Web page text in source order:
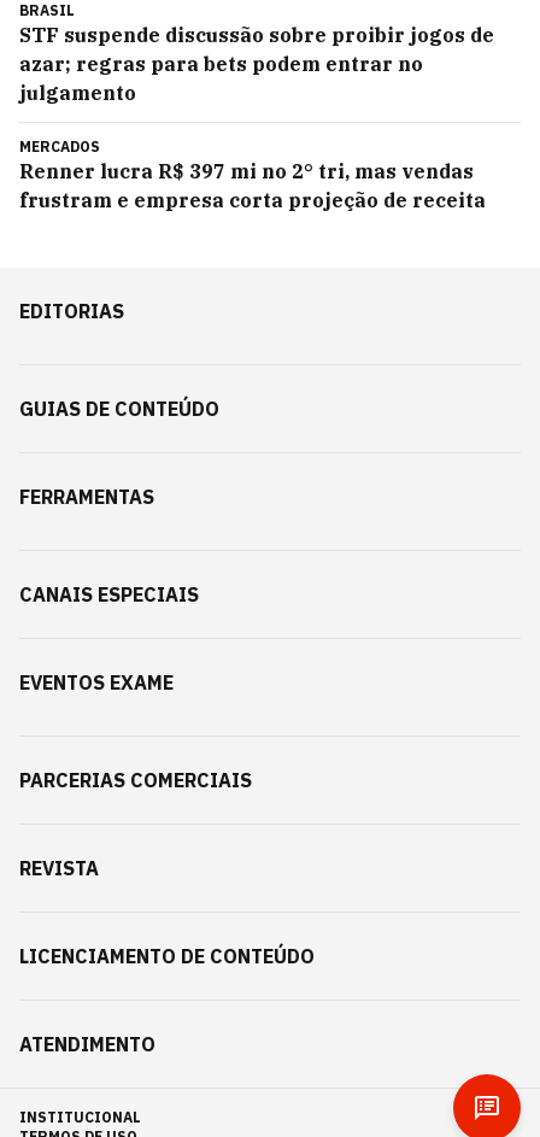
BRASIL
STF suspende discussão sobre proibir jogos de
azar; regras para bets podem entrar no
julgamento
MERCADOS
Renner lucra R$ 397 mi no 2° tri, mas vendas
frustram e empresa corta projeção de receita
EDITORIAS
GUIAS DE CONTEÚDO
FERRAMENTAS
CANAIS ESPECIAIS
EVENTOS EXAME
PARCERIAS COMERCIAIS
REVISTA
LICENCIAMENTO DE CONTEÚDO
ATENDIMENTO
INSTITUCIONAL